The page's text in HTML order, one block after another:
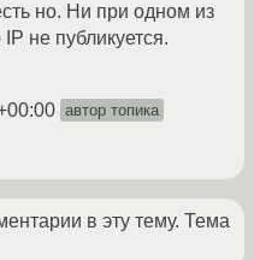
но. Ни при одном из
не публикуется.
автор топика
в эту тему. Тема